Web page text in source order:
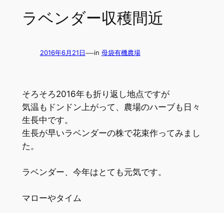
ラベンダー収穫間近
2016年6月21日 —in 母袋有機農場
そろそろ2016年も折り返し地点ですが
気温もドンドン上がって、農場のハーブも日々
生長中です。
生長が早いラベンダーの株で花束作ってみまし
た。
ラベンダー、今年はとても元気です。
マローやタイム